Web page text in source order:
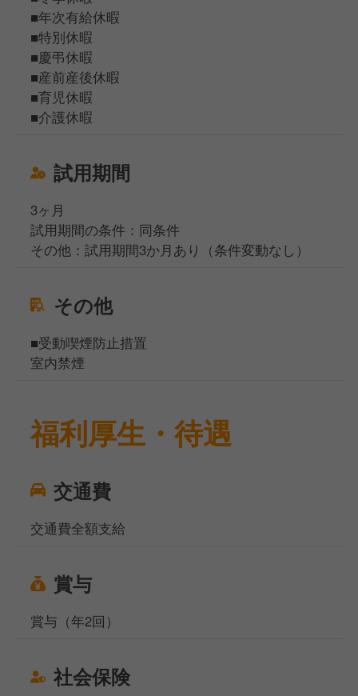
■年次有給休暇
■特別休暇
■慶弔休暇
■産前産後休暇
■育児休暇
■介護休暇
試用期間
3ヶ月
試用期間の条件：同条件
その他：試用期間3か月あり（条件変動なし）
その他
■受動喫煙防止措置
室内禁煙
福利厚生・待遇
交通費
交通費全額支給
賞与
賞与（年2回）
社会保険